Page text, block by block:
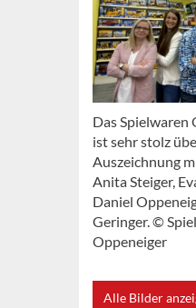
Das Spielwaren
ist sehr stolz
Auszeichnung
Anita Steiger,
Daniel
Geringer. ©
Oppeneiger
Alle Bilder